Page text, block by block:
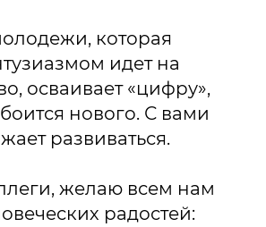
которая
идет на
осваивает «цифру»,
нового. С вами
развиваться.
желаю всем нам
радостей: